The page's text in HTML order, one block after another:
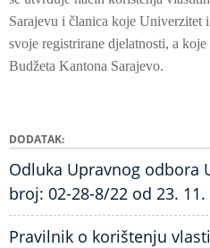
Sarajevu i članica koje Univerzitet
svoje registrirane djelatnosti, a
Budžeta Kantona Sarajevo.
DODATAK
Odluka Upravnog odbora
broj: 02-28-8/22 od 23.
Pravilnik o korištenju